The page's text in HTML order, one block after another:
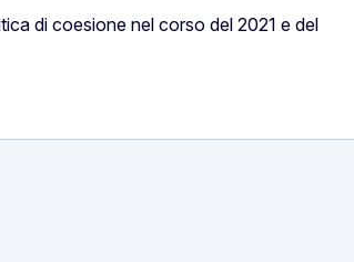
di coesione nel corso del 2021 e del